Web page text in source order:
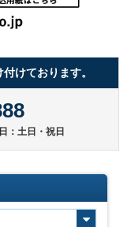
けております。
：土日・祝日